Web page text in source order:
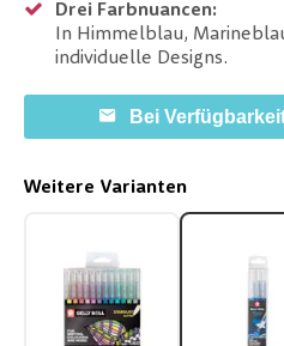
Drei Farbnuancen:
In Himmelblau,
individuelle Designs.
Bei
Weitere Varianten